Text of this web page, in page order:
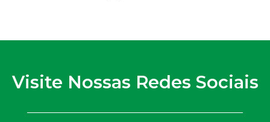
Visite Nossas Redes Sociais